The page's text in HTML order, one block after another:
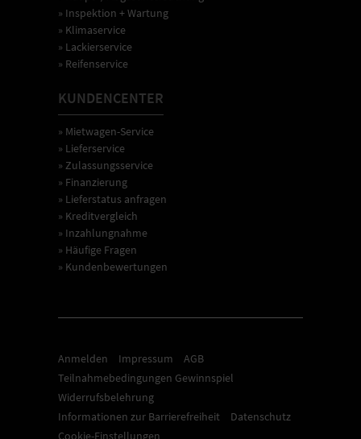
» Inspektion + Wartung
» Klimaservice
» Lackierservice
» Reifenservice
KUNDENCENTER
» Mietwagen-Service
» Lieferservice
» Zulassungsservice
» Finanzierung
» Lieferstatus anfragen
» Kreditvergleich
» Inzahlungnahme
» Häufige Fragen
» Kundenbewertungen
Anmelden Impressum
AGB
Teilnahmebedingungen Gewinnspiel
Widerrufsbelehrung
Informationen zur Barrierefreiheit
Datenschutz
Cookie-Einstellungen